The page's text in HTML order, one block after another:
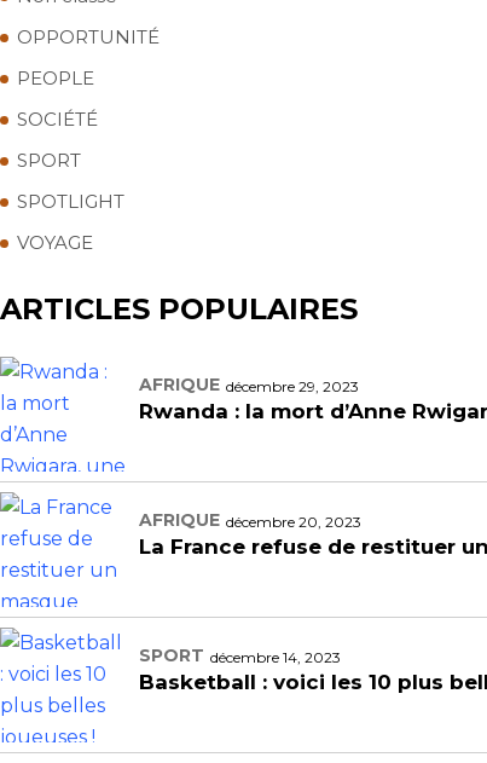
OPPORTUNITÉ
PEOPLE
SOCIÉTÉ
SPORT
SPOTLIGHT
VOYAGE
ARTICLES POPULAIRES
AFRIQUE décembre 29, 2023
Rwanda : la mort d’Anne
AFRIQUE décembre 20, 2023
La France refuse de restituer
SPORT décembre 14, 2023
Basketball : voici les 10 plus